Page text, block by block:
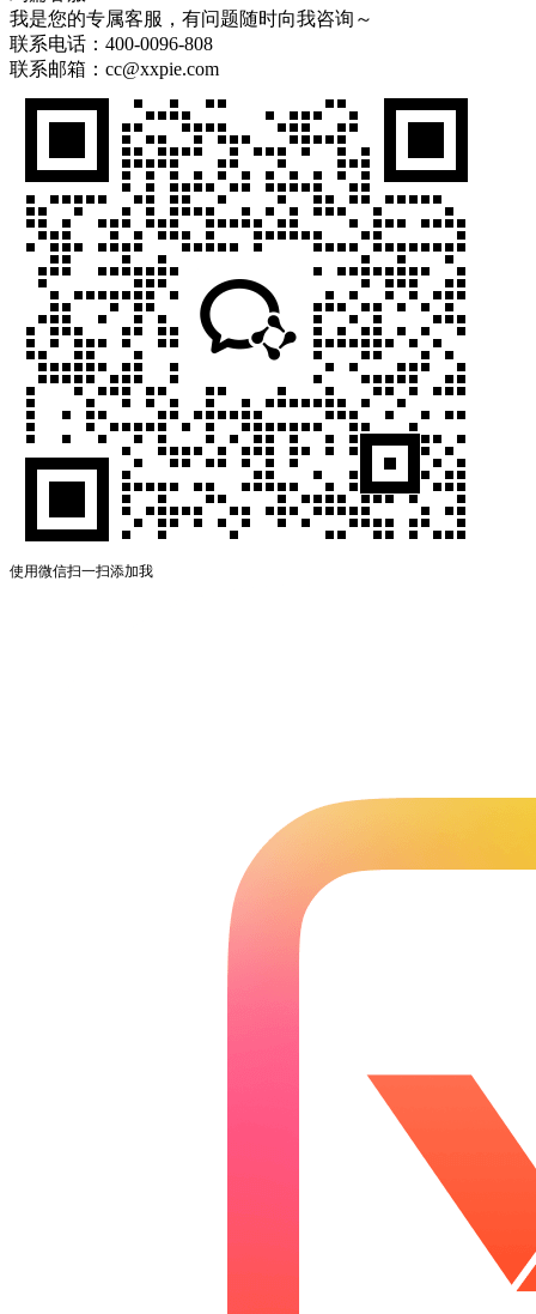
我是您的专属客服，有问题随时向我咨询～
联系电话： 400-0096-808
联系邮箱： cc@xxpie.com
使用微信扫一扫添加我